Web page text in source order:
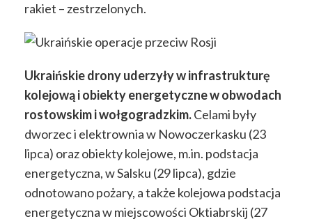
rakiet – zestrzelonych.
Ukraińskie drony uderzyły w infrastrukturę
kolejową i obiekty energetyczne w obwodach
rostowskim i wołgogradzkim.Celami były
dworzec i elektrownia w Nowoczerkasku (23
lipca) oraz obiekty kolejowe, m.in. podstacja
energetyczna, w Salsku (29 lipca), gdzie
odnotowano pożary, a także kolejowa podstacja
energetyczna w miejscowości Oktiabrskij (27